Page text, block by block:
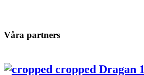
Våra partners